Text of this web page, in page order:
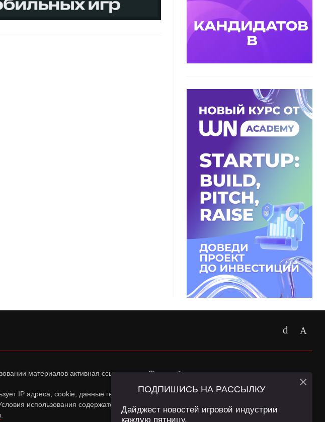
материалов активная ссылка наapp2top.ruобязательна.
IP адреса, cookie, данные геолокации Пользователей сайта и сервис «Яндекс
использования содержатся в
Политике конфиденциальностии
ПОДПИШИСЬ НА РАССЫЛКУ
Дайджест новостей игровой индустрии
каждую пятницу.
×